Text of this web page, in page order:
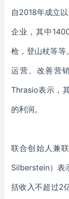
自2018年成立
企业，其中
枪，登山杖等等
运营、 改善营
Thrasio表示，
的利润。
联合创始人兼
Silberstein）表
括收入不超过2